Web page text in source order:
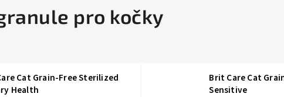
pro kočky
Cat Grain-Free Sterilized
Health
Brit Care Cat
Sensitive